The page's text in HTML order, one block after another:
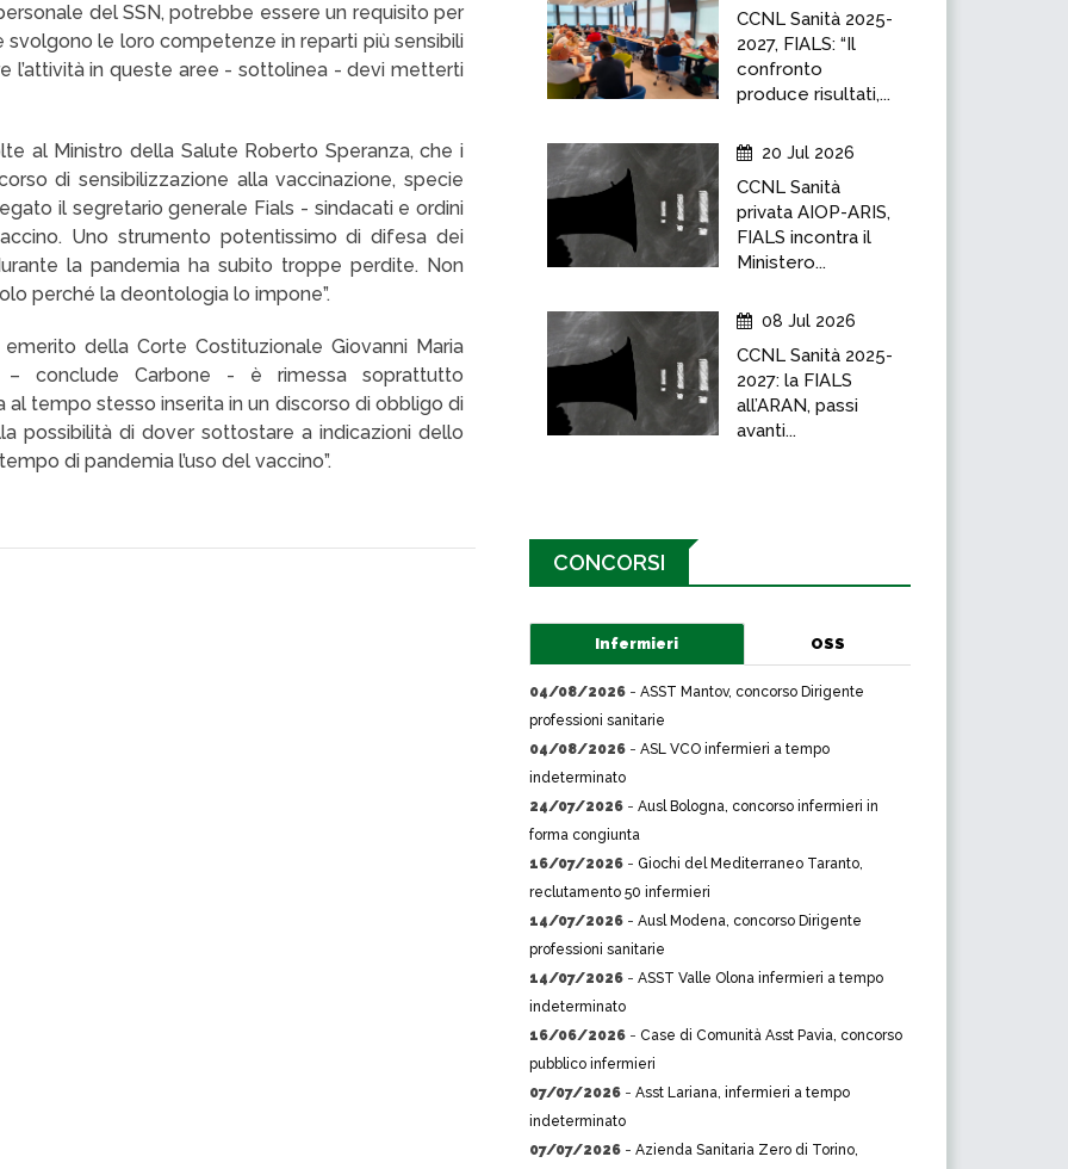
del SSN, potrebbe essere un requisito per
le loro competenze in reparti più sensibili
l’attività in queste aree - sottolinea - devi metterti
al Ministro della Salute Roberto Speranza, che i
di sensibilizzazione alla vaccinazione, specie
il segretario generale Fials - sindacati e ordini
Uno strumento potentissimo di difesa dei
la pandemia ha subito troppe perdite. Non
perché la deontologia lo impone”.
della Corte Costituzionale Giovanni Maria
conclude Carbone - è rimessa soprattutto
tempo stesso inserita in un discorso di obbligo di
possibilità di dover sottostare a indicazioni dello
di pandemia l’uso del vaccino”.
CCNL Sanità 2025-
2027, FIALS: “Il
confronto
produce risultati,...
20 Jul 2026
CCNL Sanità
privata AIOP-ARIS,
FIALS incontra il
Ministero...
08 Jul 2026
CCNL Sanità 2025-
2027: la FIALS
all’ARAN, passi
avanti...
CONCORSI
Infermieri OSS
04/08/2026 - ASST Mantov, concorso Dirigente
professioni sanitarie
04/08/2026 - ASL VCO infermieri a tempo
indeterminato
24/07/2026 - Ausl Bologna, concorso infermieri in
forma congiunta
16/07/2026 - Giochi del Mediterraneo Taranto,
reclutamento 50 infermieri
14/07/2026 - Ausl Modena, concorso Dirigente
professioni sanitarie
14/07/2026 - ASST Valle Olona infermieri a tempo
indeterminato
16/06/2026 - Case di Comunità Asst Pavia, concorso
pubblico infermieri
07/07/2026 - Asst Lariana, infermieri a tempo
indeterminato
07/07/2026 - Azienda Sanitaria Zero di Torino,